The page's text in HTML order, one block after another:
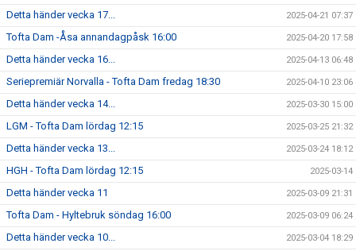
Detta händer vecka 17... 2025-04-21 07:37
Tofta Dam -Åsa annandagpåsk 16:00 2025-04-20 17:58
Detta händer vecka 16... 2025-04-13 06:48
Seriepremiär Norvalla - Tofta Dam fredag 18:30 2025-04-10 23:06
Detta händer vecka 14... 2025-03-30 15:00
LGM - Tofta Dam lördag 12:15 2025-03-25 21:32
Detta händer vecka 13... 2025-03-24 18:12
HGH - Tofta Dam lördag 12:15 2025-03-14
Detta händer vecka 11 2025-03-09 21:31
Tofta Dam - Hyltebruk söndag 16:00 2025-03-09 06:24
Detta händer vecka 10... 2025-03-04 18:29